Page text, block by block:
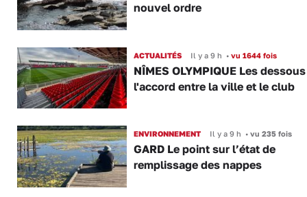
nouvel ordre
ACTUALITÉS Il y a 9 h •vu 1644 fois
NÎMES OLYMPIQUE Les
l'accord entre la ville et le club
ENVIRONNEMENT Il y a 9 h •vu 235 fois
GARD Le point sur l’état de
remplissage des nappes